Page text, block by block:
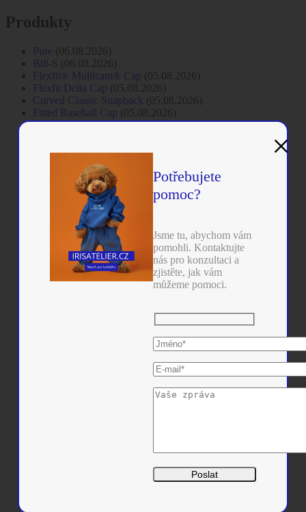
Produkty
Pure (06.08.2026)
Bill-S (06.08.2026)
Flexfit® Multicam® Cap (05.08.2026)
Flexfit Delta Cap (05.08.2026)
Curved Classic Snapback (05.08.2026)
Fitted Baseball Cap (05.08.2026)
Classic 5 Panel Snapback (04.08.2026)
Organic Cotton Snapback
Premium 210 Fitted
(31.07.2026)
Flexfit Organic Cotton Cap
(31.07.2026)
Flexfit Recycled Polyester Cap (31.07.2026)
Retro Trucker Multicam® kšiltovka
Classic Trucker (31.07.2026)
Retro Trucker 2-Tone
(31.07.2026)
Fitted Snapback (31.07.2026)
Flexfit Tech Water Repellent Cap (29.07.2026)
Flexfit Tech Water Repellent Cap (29.07.2026)
Flexfit Tech Water Repellent Cap (29.07.2026)
(28.07.2026)
(28.07.2026)
(28.07.2026)
(28.07.2026)
Mesh Cotton Twill Trucker Cap (28.07.2026)
Flexfit Trucker Recycled Mesh (27.07.2026)
Foam Trucker Cap Curved Visor (27.07.2026)
Potřebujete
pomoc?
Jsme tu, abychom vám
pomohli. Kontaktujte
nás pro konzultaci a
zjistěte, jak vám
můžeme pomoci.
×